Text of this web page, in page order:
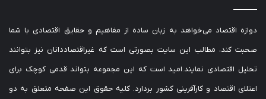
دوازه اقتصاد می‌خواهد به زبان ساده از مفاهیم و حقایق اقتصادی با شما
صحبت کند، مطالب این سایت بصورتی است که غیراقتصاددانان نیز بتوانند
تحلیل اقتصادی نمایند.امید است که این مجموعه بتواند قدمی کوچک برای
اعتلای اقتصاد و کارآفرینی کشور بردارد. کلیه حقوق این صفحه متعلق به دو